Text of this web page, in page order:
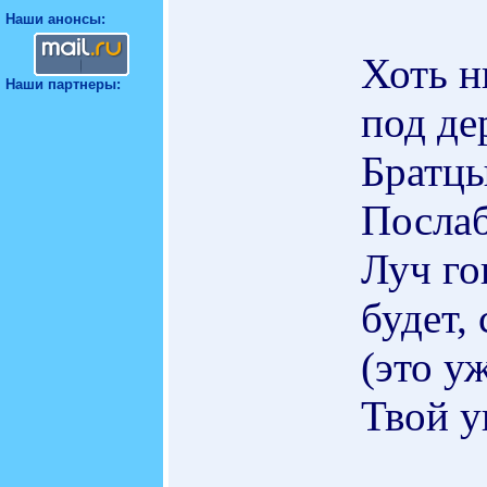
Наши анонсы:
Наши партнеры:
Хоть
под
Луч
(это
Твой